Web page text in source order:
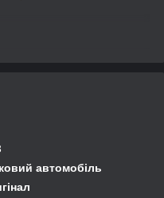
автомобіль